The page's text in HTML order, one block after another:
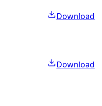
Download
Download